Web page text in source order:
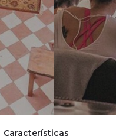
Características